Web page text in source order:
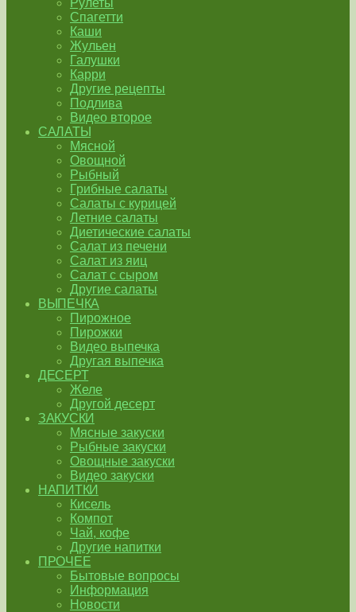
Рулеты
Спагетти
Каши
Жульен
Галушки
Карри
Другие рецепты
Подлива
Видео второе
САЛАТЫ
Мясной
Овощной
Рыбный
Грибные салаты
Салаты с курицей
Летние салаты
Диетические салаты
Салат из печени
Салат из яиц
Салат с сыром
Другие салаты
ВЫПЕЧКА
Пирожное
Пирожки
Видео выпечка
Другая выпечка
ДЕСЕРТ
Желе
Другой десерт
ЗАКУСКИ
Мясные закуски
Рыбные закуски
Овощные закуски
Видео закуски
НАПИТКИ
Кисель
Компот
Чай, кофе
Другие напитки
ПРОЧЕЕ
Бытовые вопросы
Информация
Новости